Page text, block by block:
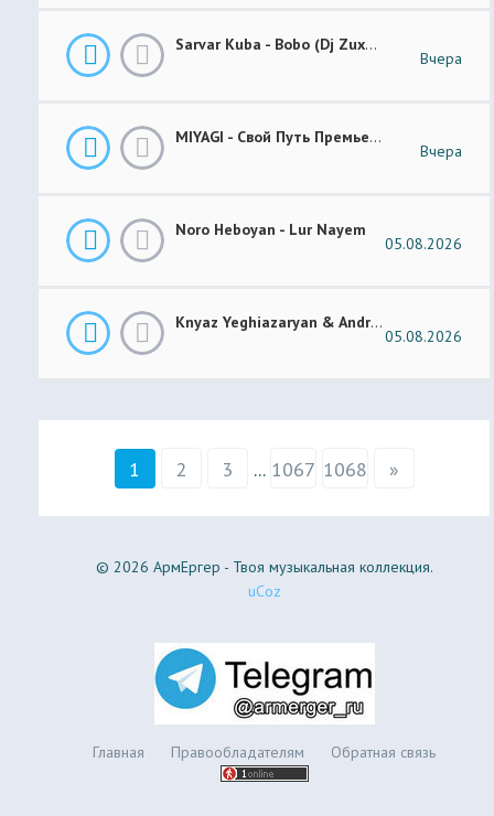
Sarvar Kuba - Bobo (Dj Zuxa Remix)
Вчера
MIYAGI - Свой Путь Премьера 2026
Вчера
Noro Heboyan - Lur Nayem
05.08.2026
Knyaz Yeghiazaryan & Andranik Sirakanyan - Arevi Pes New 2026
05.08.2026
1 2 3 ... 1067 1068 »
© 2026 АрмЕргер - Твоя музыкальная коллекция.
uCoz
Главная Правообладателям Обратная связь